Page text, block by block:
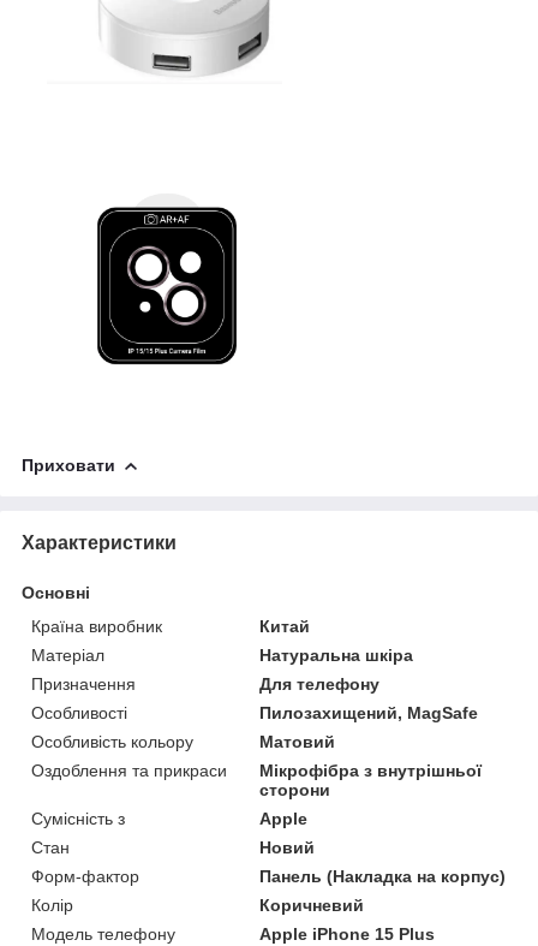
Приховати
Характеристики
Основні
Країна виробник
Китай
Матеріал
Натуральна шкіра
Призначення
Для телефону
Особливості
Пилозахищений, MagSafe
Особливість кольору
Матовий
Оздоблення та прикраси
Мікрофібра з внутрішньої
сторони
Сумісність з
Apple
Стан
Новий
Форм-фактор
Панель (Накладка на корпус)
Колір
Коричневий
Модель телефону
Apple iPhone 15 Plus